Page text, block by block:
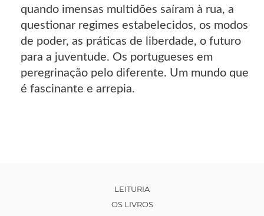
quando imensas multidões saíram à rua, a
questionar regimes estabelecidos, os modos
de poder, as práticas de liberdade, o futuro
para a juventude. Os portugueses em
peregrinação pelo diferente. Um mundo que
é fascinante e arrepia.
LEITURIA
OS LIVROS